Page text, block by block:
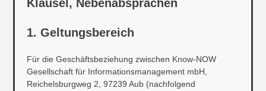
Klausel, Nebenabsprachen
1. Geltungsbereich
Für die Geschäftsbeziehung zwischen Know-NOW
Gesellschaft für Informationsmanagement mbH,
Reichelsburgweg 2, 97239 Aub (nachfolgend